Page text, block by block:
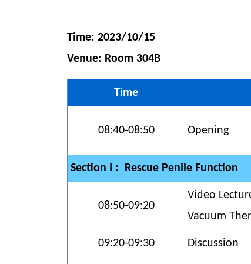
Time: 2023/10/15
Venue: Room 304B
Time
08:40-08:50 Opening
Section I : Rescue Penile Function
08:50-09:20
Video
Vacuum
09:20-09:30 Discussion